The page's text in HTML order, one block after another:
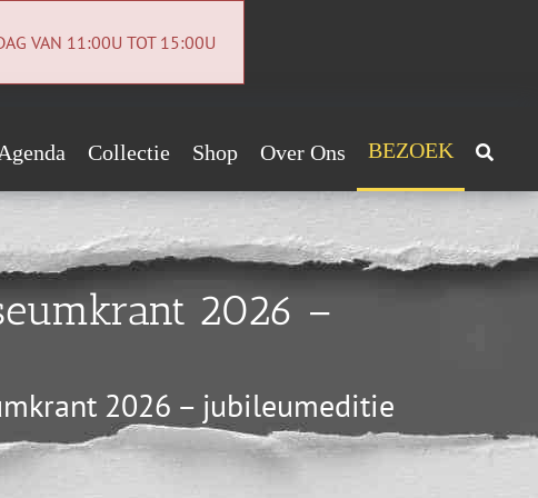
VAN 11:00U TOT 15:00U
Agenda
Archief
Collectie
Archeologiecollectie
Shop Over Ons
Handig!
Contact
Nieuwsbrief
BEZOEK
2026 –
2026 – jubileumeditie